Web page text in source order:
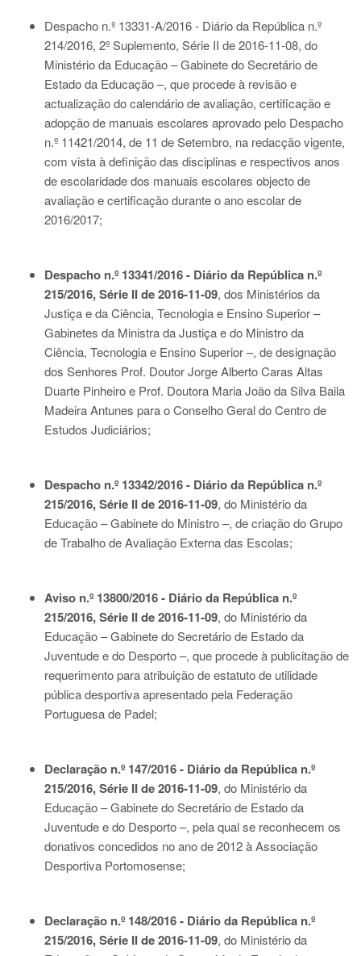
Despacho n.º 13331-A/2016 - Diário da República n.º
214/2016, 2º Suplemento, Série II de 2016-11-08, do
Ministério da Educação – Gabinete do Secretário de
Estado da Educação –, que procede à revisão e
actualização do calendário de avaliação, certificação e
adopção de manuais escolares aprovado pelo Despacho
n.º 11421/2014, de 11 de Setembro, na redacção vigente,
com vista à definição das disciplinas e respectivos anos
de escolaridade dos manuais escolares objecto de
avaliação e certificação durante o ano escolar de
2016/2017;
Despacho n.º 13341/2016 - Diário da República n.º
215/2016, Série II de 2016-11-09, dos Ministérios da
Justiça e da Ciência, Tecnologia e Ensino Superior –
Gabinetes da Ministra da Justiça e do Ministro da
Ciência, Tecnologia e Ensino Superior –, de designação
dos Senhores Prof. Doutor Jorge Alberto Caras Altas
Duarte Pinheiro e Prof. Doutora Maria João da Silva Baila
Madeira Antunes para o Conselho Geral do Centro de
Estudos Judiciários;
Despacho n.º 13342/2016 - Diário da República n.º
215/2016, Série II de 2016-11-09, do Ministério da
Educação – Gabinete do Ministro –, de criação do Grupo
de Trabalho de Avaliação Externa das Escolas;
Aviso n.º 13800/2016 - Diário da República n.º
215/2016, Série II de 2016-11-09, do Ministério da
Educação – Gabinete do Secretário de Estado da
Juventude e do Desporto –, que procede à publicitação de
requerimento para atribuição de estatuto de utilidade
pública desportiva apresentado pela Federação
Portuguesa de Padel;
Declaração n.º 147/2016 - Diário da República n.º
215/2016, Série II de 2016-11-09, do Ministério da
Educação – Gabinete do Secretário de Estado da
Juventude e do Desporto –, pela qual se reconhecem os
donativos concedidos no ano de 2012 à Associação
Desportiva Portomosense;
Declaração n.º 148/2016 - Diário da República n.º
215/2016, Série II de 2016-11-09, do Ministério da